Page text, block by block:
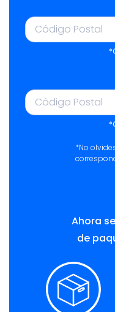
*No
Ahora
de